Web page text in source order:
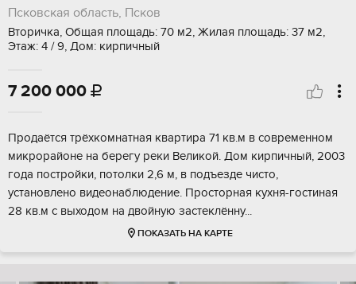
Псковская область, Псков
Вторичка, Общая площадь: 70 м2, Жилая площадь: 37 м2,
Этаж: 4 / 9, Дом: кирпичный
7 200 000 
Продаётся трёхкомнатная квартира 71 кв.м в современном
микрорайоне на берегу реки Великой. Дом кирпичный, 2003
года постройки, потолки 2,6 м, в подъезде чисто,
установлено видеонаблюдение. Просторная кухня-гостиная
28 кв.м с выходом на двойную застеклённу...
ПОКАЗАТЬ НА КАРТЕ